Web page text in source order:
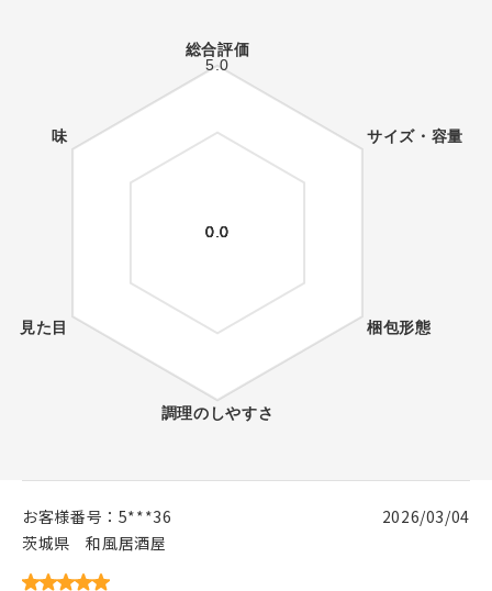
お客様番号： 5***36
茨城県
和風居酒屋
2026/03/04